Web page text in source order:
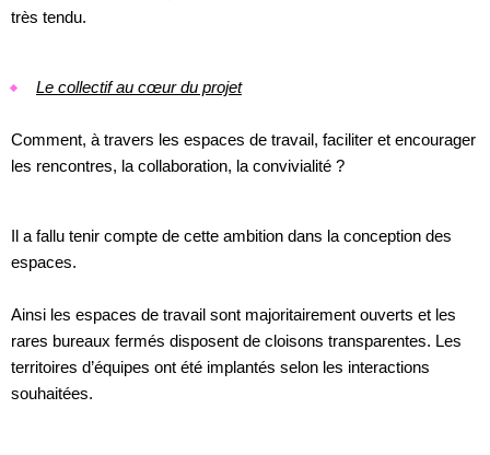
très tendu.
Le collectif au cœur du projet
Comment, à travers les espaces de travail, faciliter et encourager
les rencontres, la collaboration, la convivialité ?
Il a fallu tenir compte de cette ambition dans la conception des
espaces.
Ainsi les espaces de travail sont majoritairement ouverts et les
rares bureaux fermés disposent de cloisons transparentes. Les
territoires d’équipes ont été implantés selon les interactions
souhaitées.